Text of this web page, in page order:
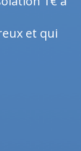
et qui